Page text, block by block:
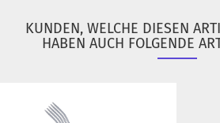
KUNDEN, WELCHE DIESEN
HABEN AUCH FOLGENDE